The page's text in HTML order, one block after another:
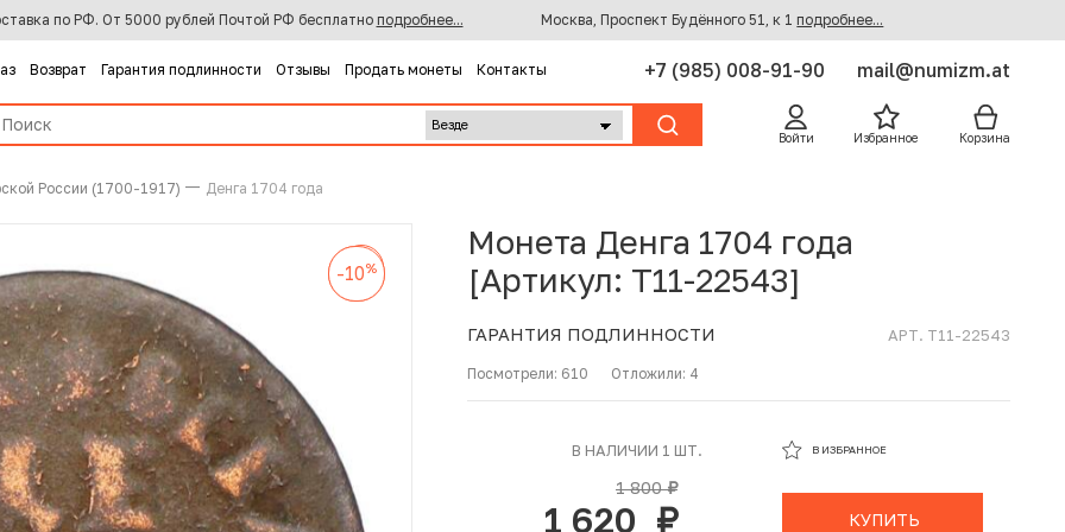
по РФ. От 5000 рублей Почтой РФ бесплатно подробнее... Москва, Проспект Будённого 51, к 1 подробнее...
Возврат Гарантия подлинности Отзывы Продать монеты Контакты +7 (985) 008-91-90 mail@numizm.at
Войти Избранное Корзина
России (1700-1917) Денга 1704 года
-10%
-10%
-10%
Монета Денга 1704 года
[Артикул: T11-22543]
ГАРАНТИЯ ПОДЛИННОСТИ АРТ. T11-22543
Посмотрели: 610 Отложили: 4
В НАЛИЧИИ 1 ШТ.
1 800руб.
1 620
В ИЗБРАННОЕ
КУПИТЬ